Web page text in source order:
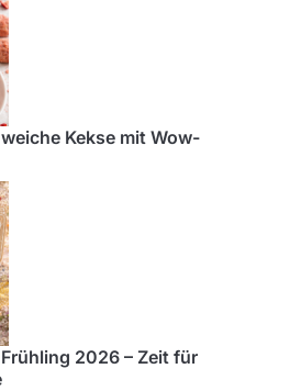
Kekse mit Wow-
2026 – Zeit für